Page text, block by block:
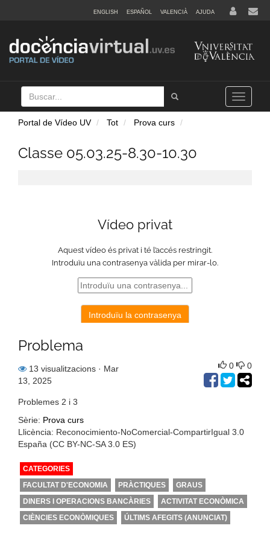
ENGLISH ESPAÑOL VALENCIÀ AJUDA
Buscar
Tramet
Toggle
navigation
Portal de Vídeo UV Tot Prova curs
Classe 05.03.25-8.30-10.30
Problema
13 visualitzacions · Mar
13, 2025
0 0
Problemes 2 i 3
Sèrie: Prova curs
Llicència: Reconocimiento-NoComercial-CompartirIgual 3.0
España (CC BY-NC-SA 3.0 ES)
CATEGORIES
FACULTAT D'ECONOMIA
PRÀCTIQUES
GRAUS
DINERS I OPERACIONS BANCÀRIES
ACTIVITAT ECONÒMICA
CIÈNCIES ECONÒMIQUES
ÚLTIMS AFEGITS (ANUNCIAT)